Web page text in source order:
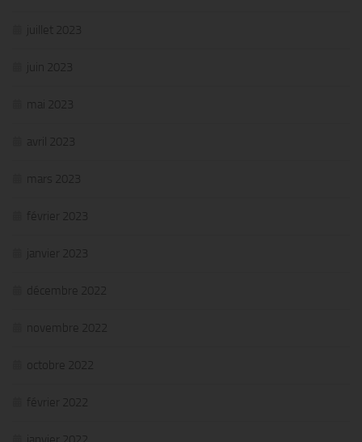
juillet 2023
juin 2023
mai 2023
avril 2023
mars 2023
février 2023
janvier 2023
décembre 2022
novembre 2022
octobre 2022
février 2022